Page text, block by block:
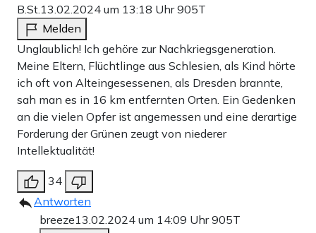
B.St.13.02.2024 um 13:18 Uhr905T
Melden
Unglaublich! Ich gehöre zur Nachkriegsgeneration.
Meine Eltern, Flüchtlinge aus Schlesien, als Kind hörte
ich oft von Alteingesessenen, als Dresden brannte,
sah man es in 16 km entfernten Orten. Ein Gedenken
an die vielen Opfer ist angemessen und eine derartige
Forderung der Grünen zeugt von niederer
Intellektualität!
34
Antworten
breeze13.02.2024 um 14:09 Uhr905T